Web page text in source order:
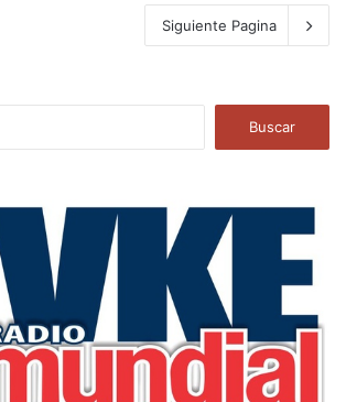
Siguiente Pagina
a